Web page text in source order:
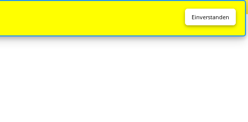
Einverstanden